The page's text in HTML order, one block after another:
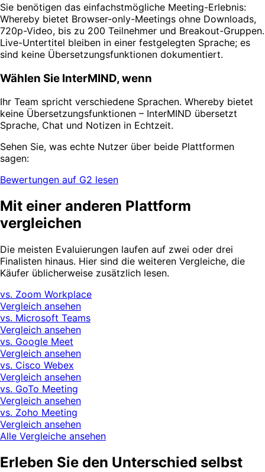
Sie benötigen das einfachstmögliche Meeting-Erlebnis:
Whereby bietet Browser-only-Meetings ohne Downloads,
720p-Video, bis zu 200 Teilnehmer und Breakout-Gruppen.
Live-Untertitel bleiben in einer festgelegten Sprache; es
sind keine Übersetzungsfunktionen dokumentiert.
Wählen Sie InterMIND, wenn
Ihr Team spricht verschiedene Sprachen. Whereby bietet
keine Übersetzungsfunktionen – InterMIND übersetzt
Sprache, Chat und Notizen in Echtzeit.
Sehen Sie, was echte Nutzer über beide Plattformen
sagen:
Bewertungen auf G2 lesen
Mit einer anderen Plattform
vergleichen
Die meisten Evaluierungen laufen auf zwei oder drei
Finalisten hinaus. Hier sind die weiteren Vergleiche, die
Käufer üblicherweise zusätzlich lesen.
vs. Zoom Workplace
Vergleich ansehen
vs. Microsoft Teams
Vergleich ansehen
vs. Google Meet
Vergleich ansehen
vs. Cisco Webex
Vergleich ansehen
vs. GoTo Meeting
Vergleich ansehen
vs. Zoho Meeting
Vergleich ansehen
Alle Vergleiche ansehen
Erleben Sie den Unterschied selbst